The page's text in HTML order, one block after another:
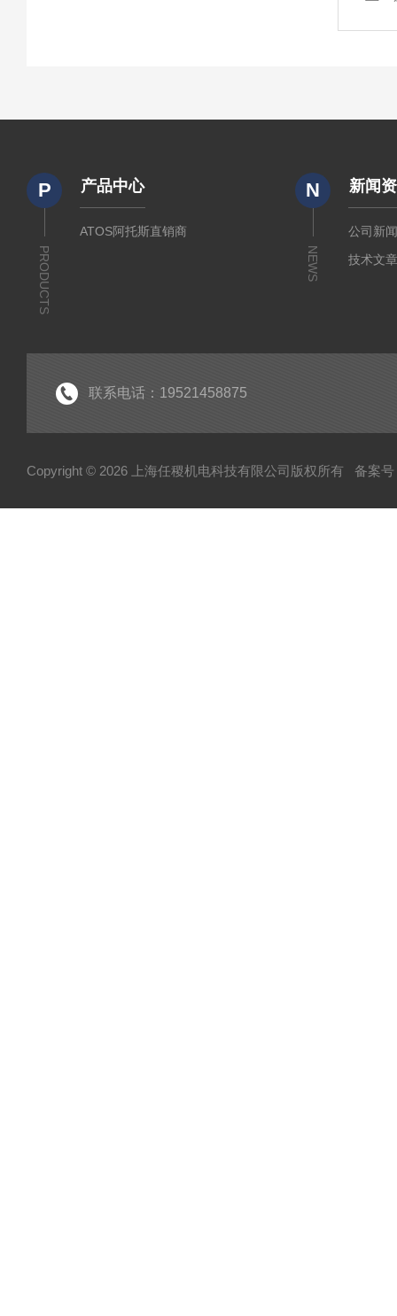
P
PRODUCTS
产品中心
ATOS阿托斯直销商
N
NEWS
新闻
公司新
技术文
联系电话：19521458875
Copyright © 2026 上海任稷机电科技有限公司版权所有 备案号